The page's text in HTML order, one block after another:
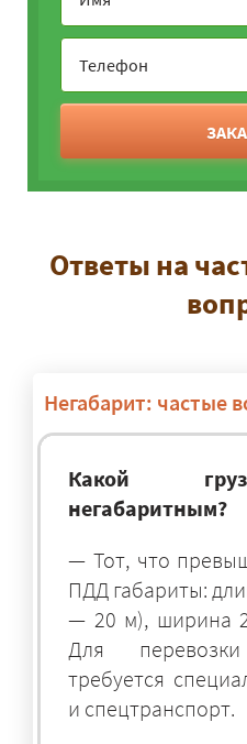
Ответы на
Негабарит: частые
Какой
негабаритным?
— Тот, что
ПДД габариты:
— 20 м), ширина
Для
требуется
и спецтранспорт.